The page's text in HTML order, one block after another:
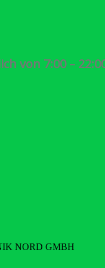
von 7:00 –
NORD GMBH